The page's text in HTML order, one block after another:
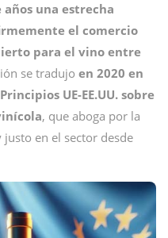
años una estrecha
el comercio
para el vino entre
se tradujo en 2020 en
UE-EE.UU. sobre
, que aboga por la
en el sector desde